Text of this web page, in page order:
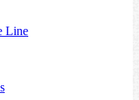
Line